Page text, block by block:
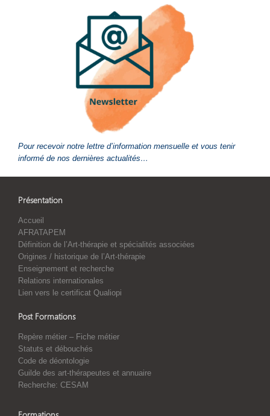
Pour recevoir notre lettre d’information mensuelle et vous tenir
informé de nos dernières actualités…
Présentation
Accueil
AFRATAPEM
Définition de l’Art-thérapie et spécialités associées
Origines / historique de l’Art-thérapie
Enseignement et recherche
Relations internationales
Lien vers le certificat Qualiopi
Post Formations
Repère métier – Fiche métier
Statuts et débouchés
Code de déontologie
Guilde des art-thérapeutes et annuaire
Recherche: CESAM